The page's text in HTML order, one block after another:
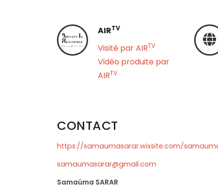
AIRTV
Visité par AIRTV
Vidéo produite par
AIRTV
CONTACT
https://samaumasarar.wixsite.com/
samaumasarar@gmail.com
Samaúma SARAR